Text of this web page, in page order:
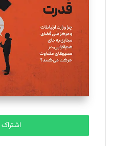
تحریریه
ملینا جعفری
تحریریه
مصطفی مسجدی
تحریریه
بابک نقاش